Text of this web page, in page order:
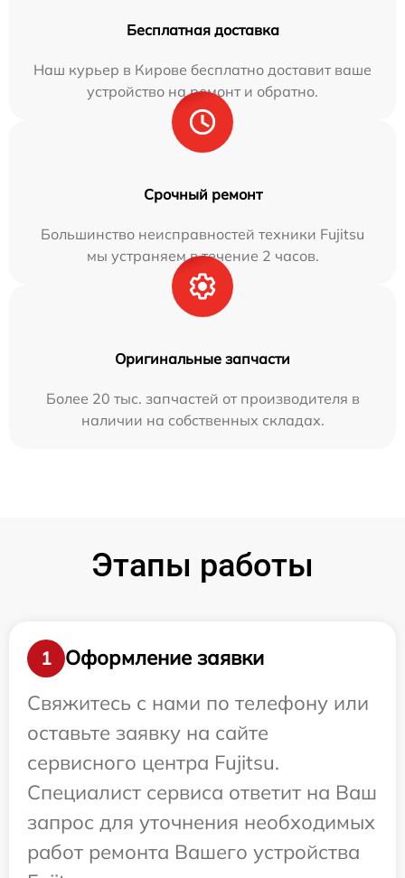
Бесплатная доставка
Наш курьер в Кирове бесплатно доставит ваше
устройство на ремонт и обратно.
Срочный ремонт
Большинство неисправностей техники Fujitsu
мы устраняем в течение 2 часов.
Оригинальные запчасти
Более 20 тыс. запчастей от производителя в
наличии на собственных складах.
Этапы работы
1
Оформление заявки
Свяжитесь с нами по телефону или
оставьте заявку на сайте
сервисного центра Fujitsu.
Специалист сервиса ответит на Ваш
запрос для уточнения необходимых
работ ремонта Вашего устройства